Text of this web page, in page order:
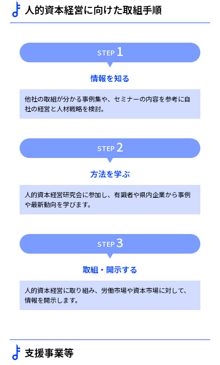
人的資本経営に向けた取組手順
STEP 1
情報を知る
他社の取組が分かる事例集や、セミナーの内容を参考に自
社の経営と人材戦略を検討。
STEP 2
方法を学ぶ
人的資本経営研究会に参加し、有識者や県内企業から事例
や最新動向を学びます。
STEP 3
取組・開示する
人的資本経営に取り組み、労働市場や資本市場に対して、
情報を開示します。
支援事業等